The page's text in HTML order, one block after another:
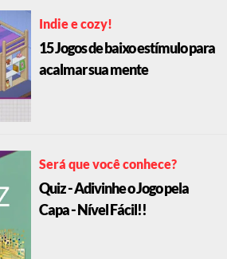
Indie e cozy!
15 Jogos de baixo estímulo para
acalmar sua mente
Será que você conhece?
Quiz - Adivinhe o Jogo pela
Capa - Nível Fácil!!